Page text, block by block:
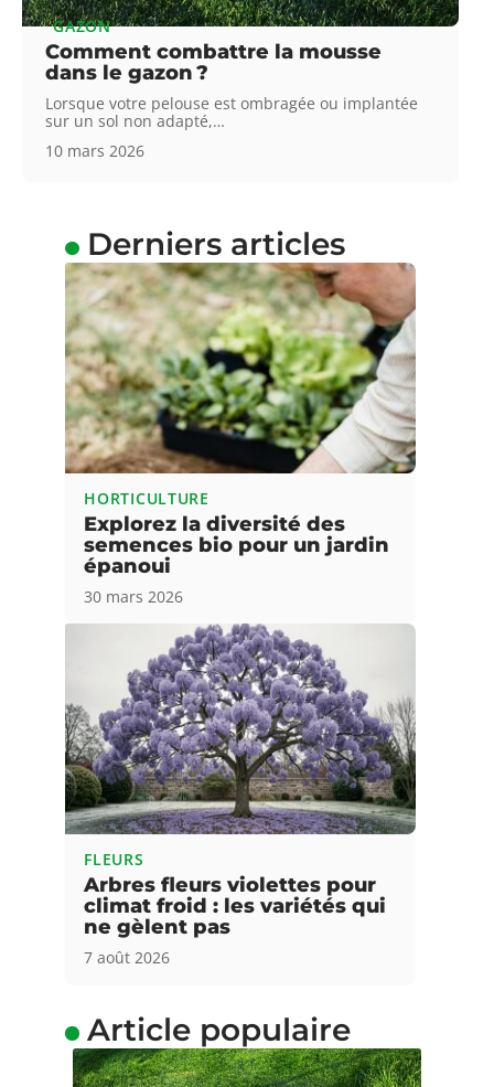
GAZON
Comment combattre la mousse
dans le gazon ?
Lorsque votre pelouse est ombragée ou implantée
sur un sol non adapté,…
10 mars 2026
Derniers articles
HORTICULTURE
Explorez la diversité des
semences bio pour un jardin
épanoui
30 mars 2026
FLEURS
Arbres fleurs violettes pour
climat froid : les variétés qui
ne gèlent pas
7 août 2026
Article populaire